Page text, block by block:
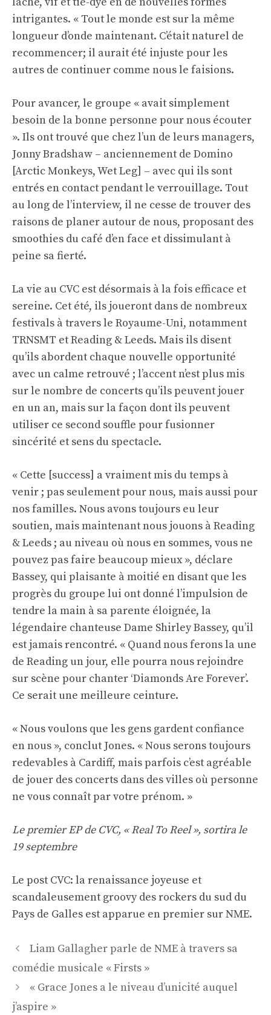
intrigantes. « Tout le monde est sur la même
longueur d’onde maintenant. C’était naturel de
recommencer; il aurait été injuste pour les
autres de continuer comme nous le faisions.
Pour avancer, le groupe « avait simplement
besoin de la bonne personne pour nous écouter
». Ils ont trouvé que chez l’un de leurs managers,
Jonny Bradshaw – anciennement de Domino
[Arctic Monkeys, Wet Leg] – avec qui ils sont
entrés en contact pendant le verrouillage. Tout
au long de l’interview, il ne cesse de trouver des
raisons de planer autour de nous, proposant des
smoothies du café d’en face et dissimulant à
peine sa fierté.
La vie au CVC est désormais à la fois efficace et
sereine. Cet été, ils joueront dans de nombreux
festivals à travers le Royaume-Uni, notamment
TRNSMT et Reading & Leeds. Mais ils disent
qu’ils abordent chaque nouvelle opportunité
avec un calme retrouvé ; l’accent n’est plus mis
sur le nombre de concerts qu’ils peuvent jouer
en un an, mais sur la façon dont ils peuvent
utiliser ce second souffle pour fusionner
sincérité et sens du spectacle.
« Cette [success] a vraiment mis du temps à
venir ; pas seulement pour nous, mais aussi pour
nos familles. Nous avons toujours eu leur
soutien, mais maintenant nous jouons à Reading
& Leeds ; au niveau où nous en sommes, vous ne
pouvez pas faire beaucoup mieux », déclare
Bassey, qui plaisante à moitié en disant que les
progrès du groupe lui ont donné l’impulsion de
tendre la main à sa parente éloignée, la
légendaire chanteuse Dame Shirley Bassey, qu’il
est jamais rencontré. « Quand nous ferons la une
de Reading un jour, elle pourra nous rejoindre
sur scène pour chanter ‘Diamonds Are Forever’.
Ce serait une meilleure ceinture.
« Nous voulons que les gens gardent confiance
en nous », conclut Jones. « Nous serons toujours
redevables à Cardiff, mais parfois c’est agréable
de jouer des concerts dans des villes où personne
ne vous connaît par votre prénom. »
Le premier EP de CVC, « Real To Reel », sortira le
19 septembre
Le post CVC: la renaissance joyeuse et
scandaleusement groovy des rockers du sud du
Pays de Galles est apparue en premier sur NME.
Navigation
des
Liam Gallagher parle de NME à travers sa
comédie musicale « Firsts »
« Grace Jones a le niveau d’unicité auquel
j’aspire »